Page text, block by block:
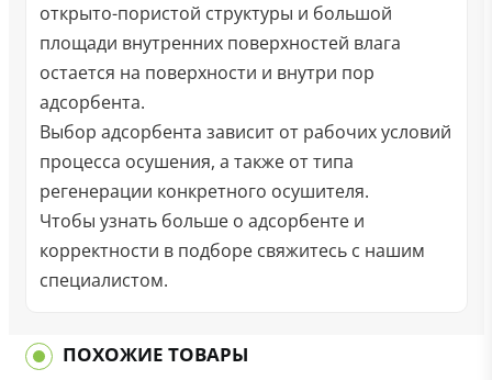
открыто-пористой структуры и большой
площади внутренних поверхностей влага
остается на поверхности и внутри пор
адсорбента.
Выбор адсорбента зависит от рабочих условий
процесса осушения, а также от типа
регенерации конкретного осушителя.
Чтобы узнать больше о адсорбенте и
корректности в подборе свяжитесь с нашим
специалистом.
ПОХОЖИЕ ТОВАРЫ